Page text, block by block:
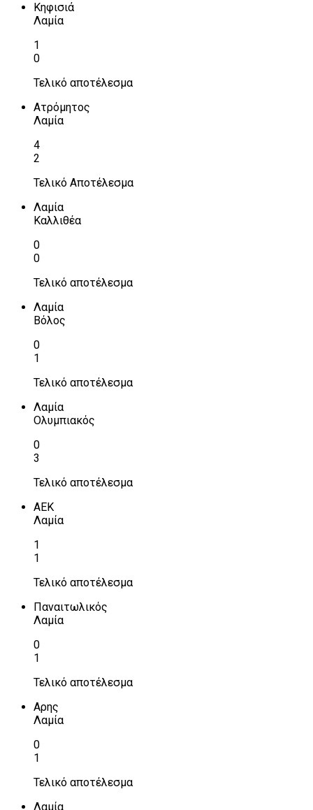
Κηφισιά
Λαμία
1
0
Τελικό αποτέλεσμα
Ατρόμητος
Λαμία
4
2
Τελικό Αποτέλεσμα
Λαμία
Καλλιθέα
0
0
Τελικό αποτέλεσμα
Λαμία
Βόλος
0
1
Τελικό αποτέλεσμα
Λαμία
Ολυμπιακός
0
3
Τελικό αποτέλεσμα
ΑΕΚ
Λαμία
1
1
Τελικό αποτέλεσμα
Παναιτωλικός
Λαμία
0
1
Τελικό αποτέλεσμα
Αρης
Λαμία
0
1
Τελικό αποτέλεσμα
Λαμία